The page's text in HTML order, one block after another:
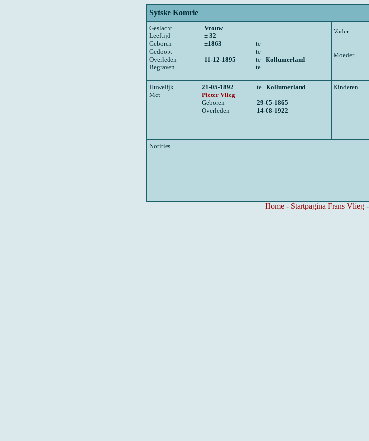
Sytske Komrie
Geslacht
Vrouw
Leeftijd
± 32
Geboren
±1863
te
Gedoopt
te
Overleden
11-12-1895 te
Kollumerland
Begraven
te
Vader
Moeder
Huwelijk 21-05-1892 te Kollumerland
Met
Pieter Vlieg
Geboren
29-05-1865
Overleden
14-08-1922
Kinderen
Notities
Home- Startpagina Frans Vlieg-